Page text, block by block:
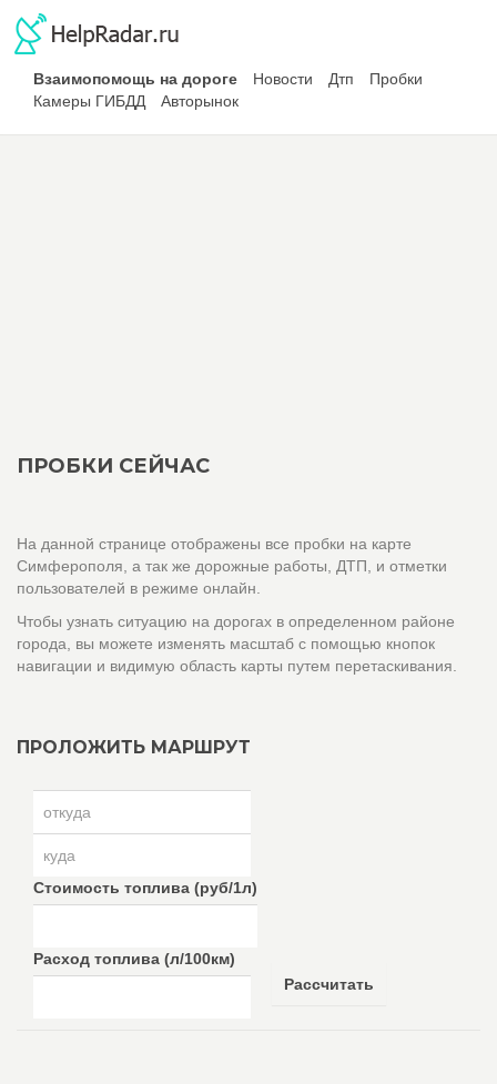
Взаимопомощь на дороге Новости Дтп
Пробки
Камеры ГИБДД
Авторынок
ПРОБКИ СЕЙЧАС
На данной странице отображены все пробки на карте
Симферополя, а так же дорожные работы, ДТП, и отметки
пользователей в режиме онлайн.
Чтобы узнать ситуацию на дорогах в определенном районе
города, вы можете изменять масштаб с помощью кнопок
навигации и видимую область карты путем перетаскивания.
ПРОЛОЖИТЬ МАРШРУТ
Стоимость топлива (руб/1л)
Расход топлива (л/100км)
Рассчитать